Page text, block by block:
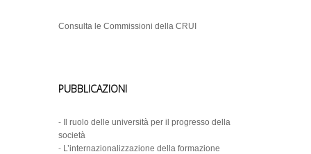
Consulta le Commissioni della CRUI
PUBBLICAZIONI
-
Il ruolo delle università per il progresso della
società
- L’internazionalizzazione della formazione